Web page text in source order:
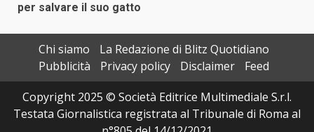
per salvare il suo gatto
Chi siamo
La Redazione di Blitz Quotidiano
Pubblicità
Privacy policy Disclaimer
Feed
Copyright 2025 © Società Editrice Multimediale S.r.l.
Testata Giornalistica registrata al Tribunale di Roma al